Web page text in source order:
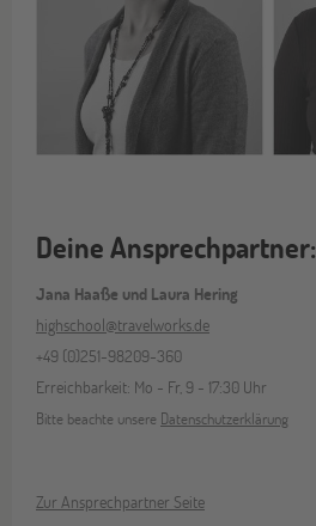
Deine Ansprechpartner:
Jana Haaße und Laura Hering
highschool@travelworks.de
+49 (0)251-98209-360
Erreichbarkeit: Mo - Fr, 9 - 17:30 Uhr
Bitte beachte unsere Datenschutzerklärung
Zur Ansprechpartner Seite